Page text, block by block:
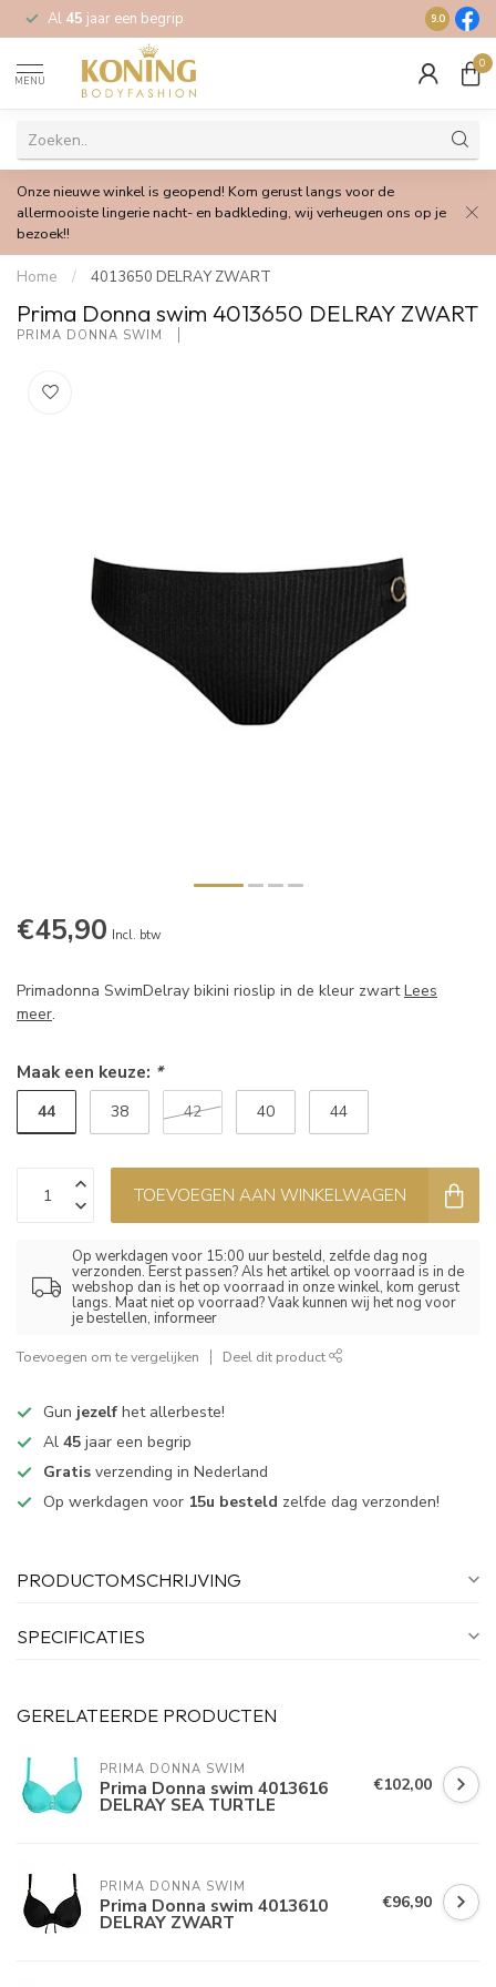
Al 45 jaar een begrip Gratis
9.0
MENU
0
Onze nieuwe winkel is geopend! Kom gerust langs voor de
allermooiste lingerie nacht- en badkleding, wij verheugen ons op je
bezoek!!
Home / 4013650 DELRAY ZWART
Prima Donna swim 4013650 DELRAY ZWART
PRIMA DONNA SWIM
€45,90 Incl. btw
Primadonna SwimDelray bikini rioslip in de kleur zwartLees
meer.
Maak een keuze: *
44 38 42 40 44
TOEVOEGEN AAN WINKELWAGEN
Op werkdagen voor 15:00 uur besteld, zelfde dag nog
verzonden. Eerst passen? Als het artikel op voorraad is in de
webshop dan is het op voorraad in onze winkel, kom gerust
langs. Maat niet op voorraad? Vaak kunnen wij het nog voor
je bestellen, informeer
Toevoegen om te vergelijken Deel dit product
Gun jezelf het allerbeste!
Al 45 jaar een begrip
Gratis verzending in Nederland
Op werkdagen voor 15u besteld zelfde dag verzonden!
PRODUCTOMSCHRIJVING
SPECIFICATIES
GERELATEERDE PRODUCTEN
PRIMA DONNA SWIM
Prima Donna swim 4013616
DELRAY SEA TURTLE
€102,00
PRIMA DONNA SWIM
Prima Donna swim 4013610
DELRAY ZWART
€96,90